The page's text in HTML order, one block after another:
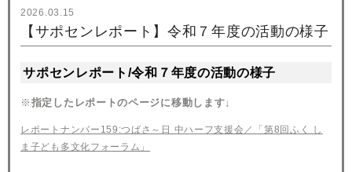
2026.03.15
【サポセンレポート】令和７年度の活動の様子
サポセンレポート/令和７年度の活動の様子
※ 指定したレポートのページに移動します↓
レポートナンバー159:つばさ～日 中ハーフ支援会／「第8回ふく し
ま子ども多文化フォーラム」